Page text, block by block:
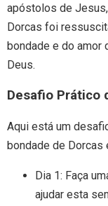
apóstolos de Jesus,
Dorcas foi
bondade e do amor
Deus.
Desafio Prático
Aqui está um
bondade de Dorcas
Dia 1: Faça
ajudar esta